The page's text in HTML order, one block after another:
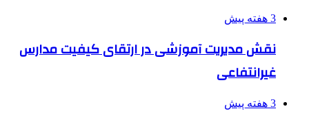
3 هفته پیش
نقش مدیریت آموزشی در ارتقای کیفیت مدارس
غیرانتفاعی
3 هفته پیش